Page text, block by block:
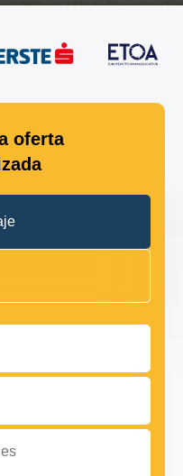
oferta